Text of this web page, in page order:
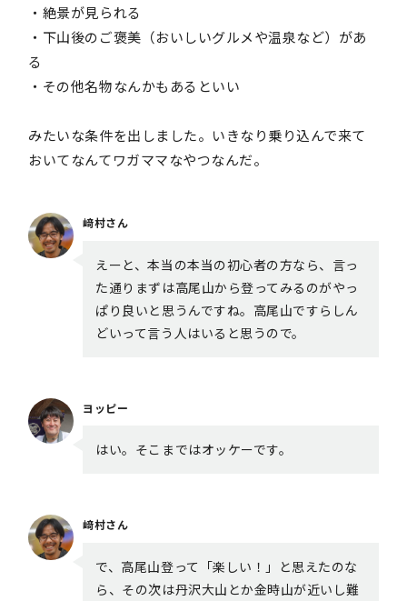
・絶景が見られる
・下山後のご褒美（おいしいグルメや温泉など）があ
る
・その他名物なんかもあるといい
みたいな条件を出しました。いきなり乗り込んで来て
おいてなんてワガママなやつなんだ。
﨑村さん
えーと、本当の本当の初心者の方なら、言っ
た通りまずは高尾山から登ってみるのがやっ
ぱり良いと思うんですね。高尾山ですらしん
どいって言う人はいると思うので。
ヨッピー
はい。そこまではオッケーです。
﨑村さん
で、高尾山登って「楽しい！」と思えたのな
ら、その次は丹沢大山とか金時山が近いし難